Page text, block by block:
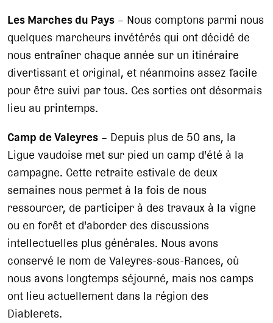
Les Marches du Pays – Nous comptons parmi nous
quelques marcheurs invétérés qui ont décidé de
nous entraîner chaque année sur un itinéraire
divertissant et original, et néanmoins assez facile
pour être suivi par tous. Ces sorties ont désormais
lieu au printemps.
Camp de Valeyres – Depuis plus de 50 ans, la
Ligue vaudoise met sur pied un camp d'été à la
campagne. Cette retraite estivale de deux
semaines nous permet à la fois de nous
ressourcer, de participer à des travaux à la vigne
ou en forêt et d'aborder des discussions
intellectuelles plus générales. Nous avons
conservé le nom de Valeyres-sous-Rances, où
nous avons longtemps séjourné, mais nos camps
ont lieu actuellement dans la région des
Diablerets.